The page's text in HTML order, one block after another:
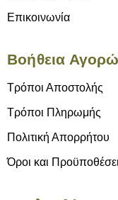
Επικοινωνία
Βοήθεια
Τρόποι Αποστολής
Τρόποι Πληρωμής
Πολιτική Απορρήτου
Όροι και